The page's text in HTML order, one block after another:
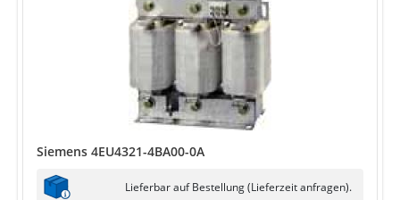
Siemens 4EU4321-4BA00-0A
Lieferbar auf Bestellung (Lieferzeit anfragen).